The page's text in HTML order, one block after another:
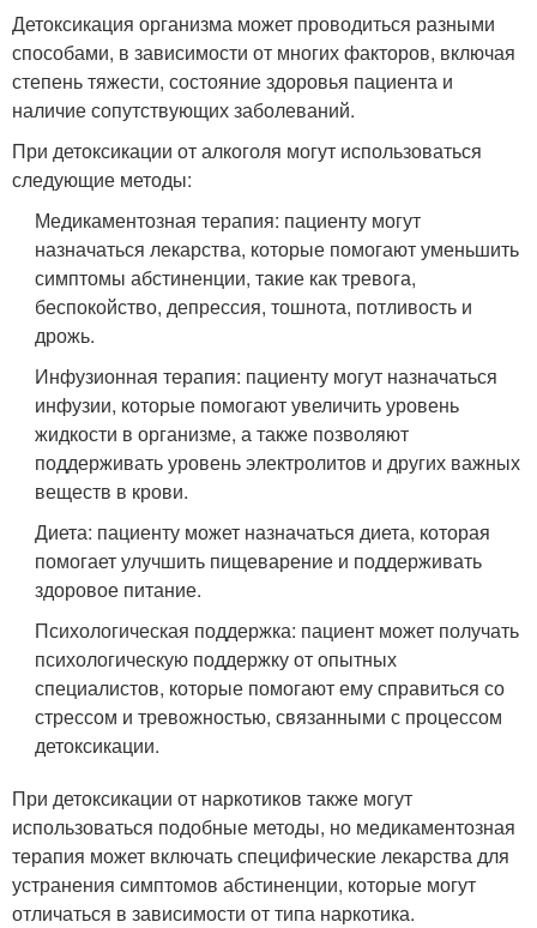
Детоксикация организма может проводиться разными
способами, в зависимости от многих факторов, включая
степень тяжести, состояние здоровья пациента и
наличие сопутствующих заболеваний.
При детоксикации от алкоголя могут использоваться
следующие методы:
Медикаментозная терапия: пациенту могут
назначаться лекарства, которые помогают уменьшить
симптомы абстиненции, такие как тревога,
беспокойство, депрессия, тошнота, потливость и
дрожь.
Инфузионная терапия: пациенту могут назначаться
инфузии, которые помогают увеличить уровень
жидкости в организме, а также позволяют
поддерживать уровень электролитов и других важных
веществ в крови.
Диета: пациенту может назначаться диета, которая
помогает улучшить пищеварение и поддерживать
здоровое питание.
Психологическая поддержка: пациент может получать
психологическую поддержку от опытных
специалистов, которые помогают ему справиться со
стрессом и тревожностью, связанными с процессом
детоксикации.
При детоксикации от наркотиков также могут
использоваться подобные методы, но медикаментозная
терапия может включать специфические лекарства для
устранения симптомов абстиненции, которые могут
отличаться в зависимости от типа наркотика.